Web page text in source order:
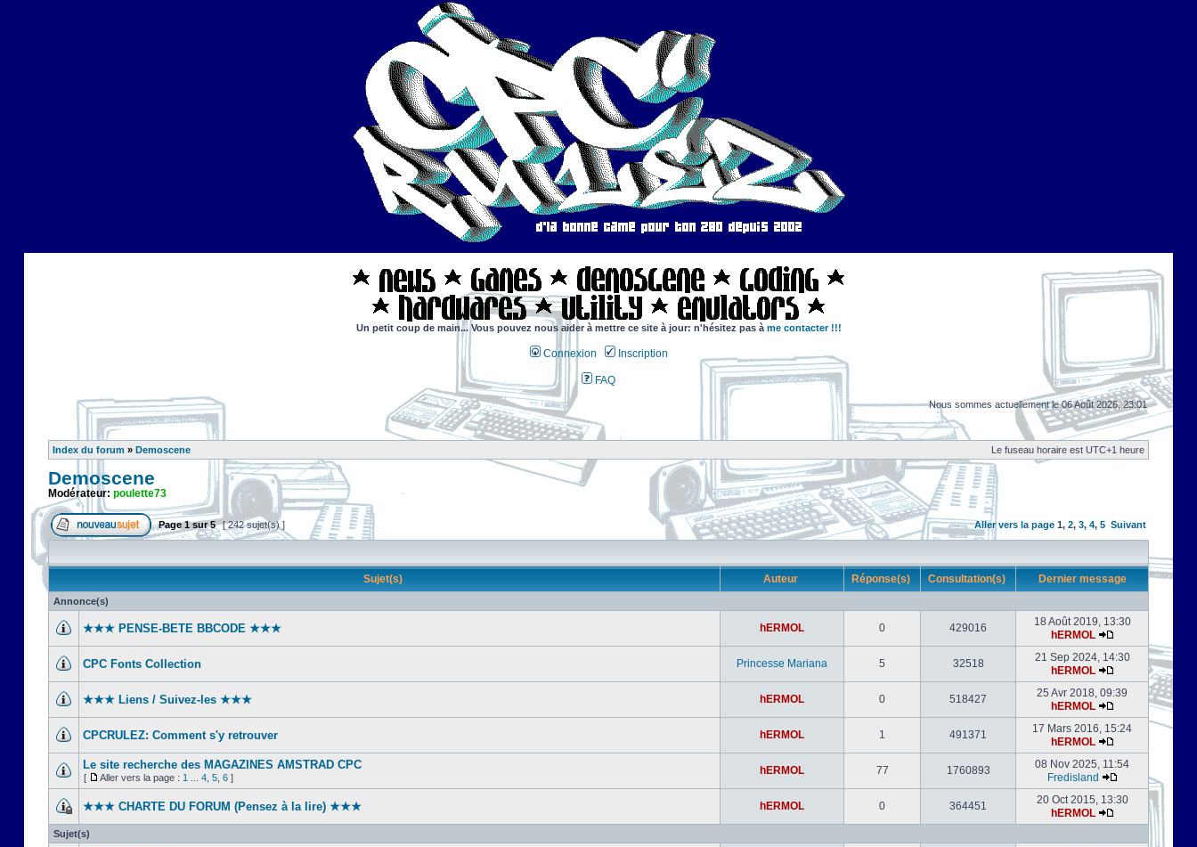
Un petit coup de main... Vous pouvez nous aider à mettre ce site à jour: n'hésitez pas à me contacter !!!
Connexion Inscription
FAQ
Nous sommes actuellement le 06 Août 2026, 23:01
Index du forum » Demoscene Le fuseau horaire est UTC+1 heure
Demoscene
Modérateur: poulette73
Page1sur5 [ 242 sujet(s) ] Aller vers la page 1, 2, 3, 4, 5 Suivant
Sujet(s) Auteur Réponse(s) Consultation(s) Dernier message
Annonce(s)
★★★ PENSE-BETE BBCODE ★★★ hERMOL 0 429016
18 Août 2019, 13:30
hERMOL
CPC Fonts Collection Princesse Mariana 5 32518
21 Sep 2024, 14:30
hERMOL
★★★ Liens / Suivez-les ★★★ hERMOL 0 518427
25 Avr 2018, 09:39
hERMOL
CPCRULEZ: Comment s'y retrouver‎ hERMOL 1 491371
17 Mars 2016, 15:24
hERMOL
Le site recherche des MAGAZINES AMSTRAD CPC
[ Aller vers la page : 1 4 5 6 ]
hERMOL 77 1760893
08 Nov 2025, 11:54
Fredisland
★★★ CHARTE DU FORUM (Pensez à la lire) ★★★ hERMOL 0 364451
20 Oct 2015, 13:30
hERMOL
Sujet(s)